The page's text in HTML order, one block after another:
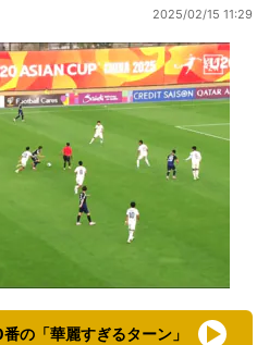
2025/02/15 11:29
の「華麗すぎるターン」